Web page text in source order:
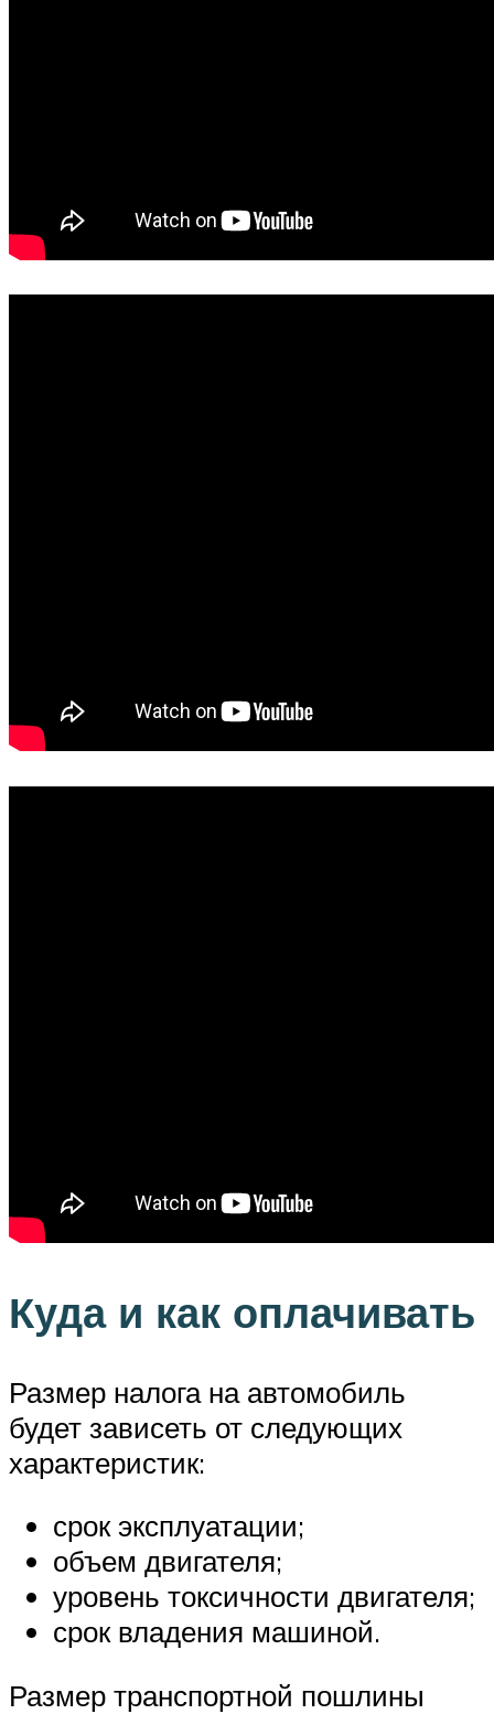
Куда и как оплачивать
Размер налога на автомобиль
будет зависеть от следующих
характеристик:
срок эксплуатации;
объем двигателя;
уровень токсичности двигателя;
срок владения машиной.
Размер транспортной пошлины